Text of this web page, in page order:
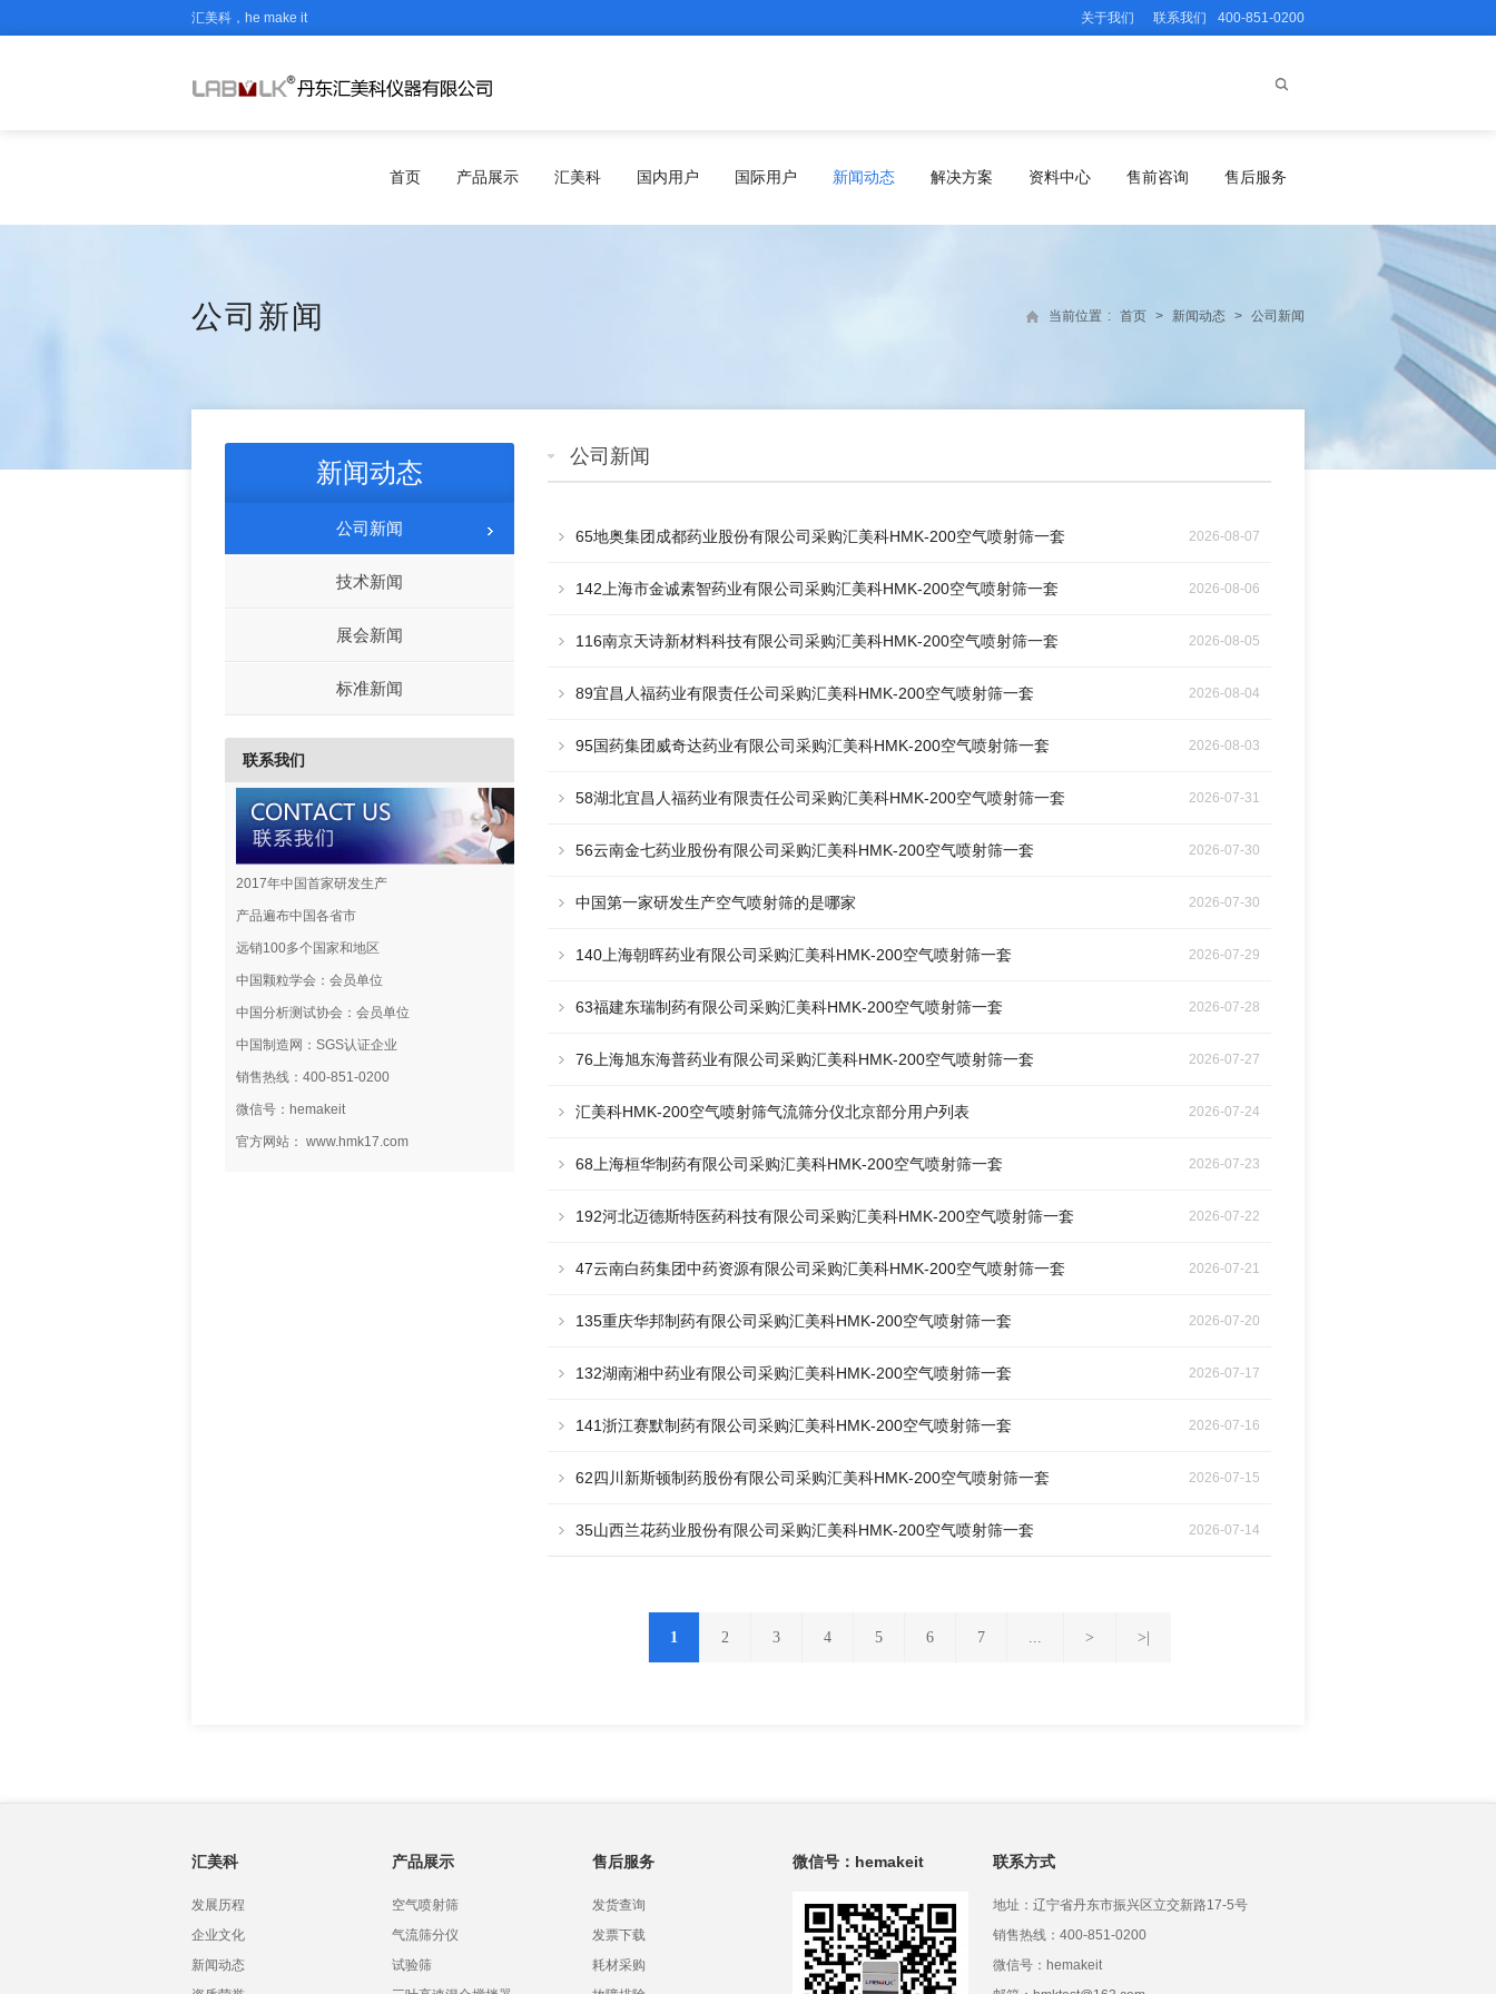
汇美科，he make it 关于我们 联系我们 400-851-0200
首页 产品展示 汇美科 国内用户 国际用户 新闻动态 解决方案 资料中心 售前咨询 售后服务
公司新闻 当前位置 : 首页 > 新闻动态 > 公司新闻
公司新闻
65地奥集团成都药业股份有限公司采购汇美科HMK-200空气喷射筛一套 2026-08-07
142上海市金诚素智药业有限公司采购汇美科HMK-200空气喷射筛一套 2026-08-06
116南京天诗新材料科技有限公司采购汇美科HMK-200空气喷射筛一套 2026-08-05
89宜昌人福药业有限责任公司采购汇美科HMK-200空气喷射筛一套 2026-08-04
95国药集团威奇达药业有限公司采购汇美科HMK-200空气喷射筛一套 2026-08-03
58湖北宜昌人福药业有限责任公司采购汇美科HMK-200空气喷射筛一套 2026-07-31
56云南金七药业股份有限公司采购汇美科HMK-200空气喷射筛一套 2026-07-30
中国第一家研发生产空气喷射筛的是哪家 2026-07-30
140上海朝晖药业有限公司采购汇美科HMK-200空气喷射筛一套 2026-07-29
63福建东瑞制药有限公司采购汇美科HMK-200空气喷射筛一套 2026-07-28
76上海旭东海普药业有限公司采购汇美科HMK-200空气喷射筛一套 2026-07-27
汇美科HMK-200空气喷射筛气流筛分仪北京部分用户列表 2026-07-24
68上海桓华制药有限公司采购汇美科HMK-200空气喷射筛一套 2026-07-23
192河北迈德斯特医药科技有限公司采购汇美科HMK-200空气喷射筛一套 2026-07-22
47云南白药集团中药资源有限公司采购汇美科HMK-200空气喷射筛一套 2026-07-21
135重庆华邦制药有限公司采购汇美科HMK-200空气喷射筛一套 2026-07-20
132湖南湘中药业有限公司采购汇美科HMK-200空气喷射筛一套 2026-07-17
141浙江赛默制药有限公司采购汇美科HMK-200空气喷射筛一套 2026-07-16
62四川新斯顿制药股份有限公司采购汇美科HMK-200空气喷射筛一套 2026-07-15
35山西兰花药业股份有限公司采购汇美科HMK-200空气喷射筛一套 2026-07-14
1 2 3 4 5 6 7 ... > >|
新闻动态
公司新闻
技术新闻
展会新闻
标准新闻
联系我们
2017年中国首家研发生产
产品遍布中国各省市
远销100多个国家和地区
中国颗粒学会：会员单位
中国分析测试协会：会员单位
中国制造网：SGS认证企业
销售热线：400-851-0200
微信号：hemakeit
官方网站： www.hmk17.com
汇美科
发展历程
企业文化
新闻动态
产品展示
空气喷射筛
气流筛分仪
试验筛
售后服务
发货查询
发票下载
耗材采购
微信号：hemakeit 联系方式
地址：辽宁省丹东市振兴区立交新路17-5号
销售热线：400-851-0200
微信号：hemakeit